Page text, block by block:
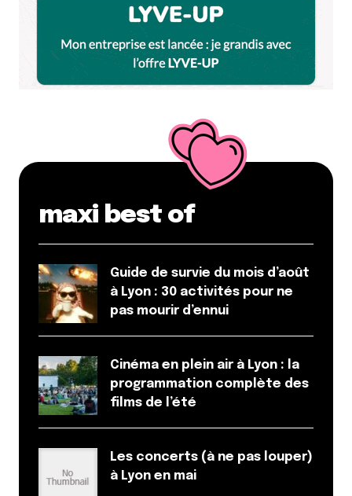
maxi best of
Guide de survie du mois d’août
à Lyon : 30 activités pour ne
pas mourir d’ennui
Cinéma en plein air à Lyon : la
programmation complète des
films de l’été
Les concerts (à ne pas louper)
à Lyon en mai